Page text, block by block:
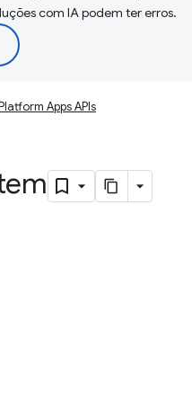
com IA podem ter erros.
Apps APIs